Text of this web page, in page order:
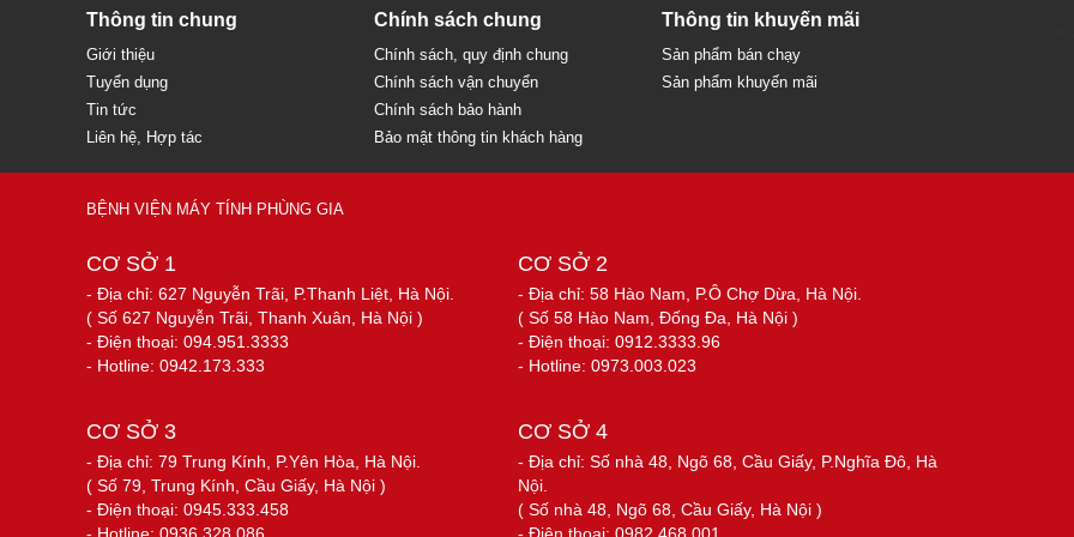
Thông tin chung
Giới thiệu
Tuyển dụng
Tin tức
Liên hệ, Hợp tác
Chính sách chung
Chính sách, quy định chung
Chính sách vận chuyển
Chính sách bảo hành
Bảo mật thông tin khách hàng
Thông tin khuyến mãi
Sản phẩm bán chạy
Sản phẩm khuyến mãi
BỆNH VIỆN MÁY TÍNH PHÙNG GIA
CƠ SỞ 1
- Địa chỉ: 627 Nguyễn Trãi, P.Thanh Liệt, Hà Nội.
( Số 627 Nguyễn Trãi, Thanh Xuân, Hà Nội )
- Điện thoại: 094.951.3333
- Hotline: 0942.173.333
CƠ SỞ 2
- Địa chỉ: 58 Hào Nam, P.Ô Chợ Dừa, Hà Nội.
( Số 58 Hào Nam, Đống Đa, Hà Nội )
- Điện thoại: 0912.3333.96
- Hotline: 0973.003.023
CƠ SỞ 3
- Địa chỉ: 79 Trung Kính, P.Yên Hòa, Hà Nội.
( Số 79, Trung Kính, Cầu Giấy, Hà Nội )
- Điện thoại: 0945.333.458
CƠ SỞ 4
- Địa chỉ: Số nhà 48, Ngõ 68, Cầu Giấy, P.Nghĩa Đô, Hà
Nội.
( Số nhà 48, Ngõ 68, Cầu Giấy, Hà Nội )